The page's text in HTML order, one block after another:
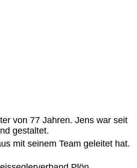
von 77 Jahren. Jens war seit
gestaltet.
mit seinem Team geleitet hat.